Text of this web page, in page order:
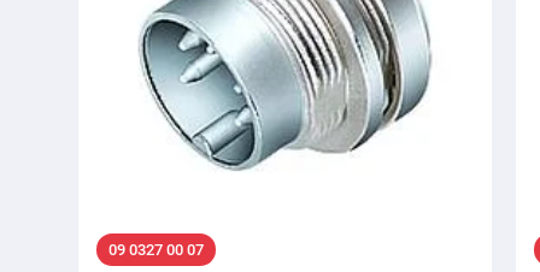
09 0327 00 07